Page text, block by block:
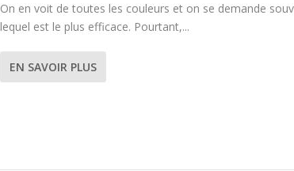
On en voit de toutes les couleurs et on se demande
lequel est le plus efficace. Pourtant,...
EN SAVOIR PLUS